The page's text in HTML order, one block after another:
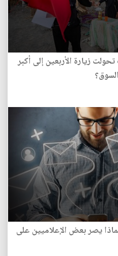
زيارة الأربعين إلى أكبر
يصر بعض الإعلاميين على